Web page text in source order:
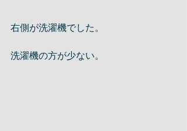
右側が洗濯機でした。
洗濯機の方が少ない。